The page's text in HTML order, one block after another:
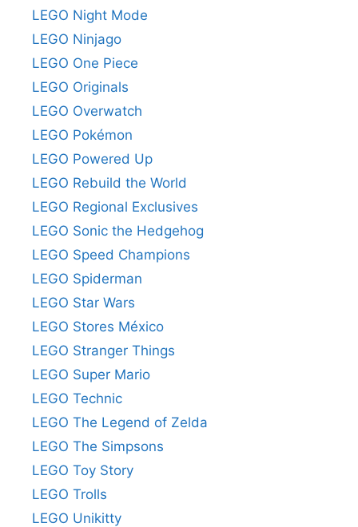
LEGO Night Mode
LEGO Ninjago
LEGO One Piece
LEGO Originals
LEGO Overwatch
LEGO Pokémon
LEGO Powered Up
LEGO Rebuild the World
LEGO Regional Exclusives
LEGO Sonic the Hedgehog
LEGO Speed Champions
LEGO Spiderman
LEGO Star Wars
LEGO Stores México
LEGO Stranger Things
LEGO Super Mario
LEGO Technic
LEGO The Legend of Zelda
LEGO The Simpsons
LEGO Toy Story
LEGO Trolls
LEGO Unikitty